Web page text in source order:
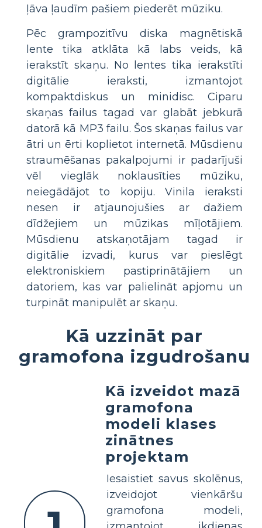
ļāva ļaudīm pašiem piederēt mūziku.
Pēc grampozitīvu diska magnētiskā
lente tika atklāta kā labs veids, kā
ierakstīt skaņu. No lentes tika ierakstīti
digitālie ieraksti, izmantojot
kompaktdiskus un minidisc. Ciparu
skaņas failus tagad var glabāt jebkurā
datorā kā MP3 failu. Šos skaņas failus var
ātri un ērti koplietot internetā. Mūsdienu
straumēšanas pakalpojumi ir padarījuši
vēl vieglāk noklausīties mūziku,
neiegādājot to kopiju. Vinila ieraksti
nesen ir atjaunojušies ar dažiem
dīdžejiem un mūzikas mīļotājiem.
Mūsdienu atskaņotājam tagad ir
digitālie izvadi, kurus var pieslēgt
elektroniskiem pastiprinātājiem un
datoriem, kas var palielināt apjomu un
turpināt manipulēt ar skaņu.
Kā uzzināt par
gramofona izgudrošanu
Kā izveidot mazā
gramofona
modeli klases
zinātnes
projektam
Iesaistiet savus skolēnus,
izveidojot vienkāršu
gramofona modeli,